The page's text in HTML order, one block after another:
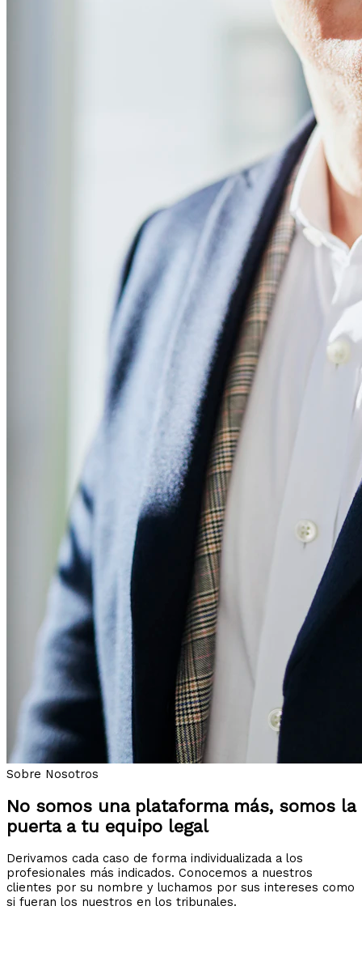
Sobre Nosotros
No somos una plataforma más, somos la
puerta a tu equipo legal
Derivamos cada caso de forma individualizada a los
profesionales más indicados. Conocemos a nuestros
clientes por su nombre y luchamos por sus intereses como
si fueran los nuestros en los tribunales.